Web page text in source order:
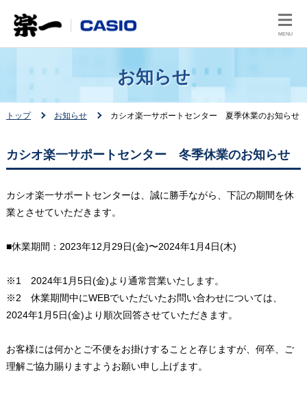
MENU
お知らせ
トップ お知らせ カシオ楽一サポートセンター 夏季休業のお知らせ
カシオ楽一サポートセンター 冬季休業のお知らせ
カシオ楽一サポートセンターは、誠に勝手ながら、下記の期間を休
業とさせていただきます。
■休業期間：2023年12月29日(金)〜2024年1月4日(木)
※1 2024年1月5日(金)より通常営業いたします。
※2 休業期間中にWEBでいただいたお問い合わせについては、
2024年1月5日(金)より順次回答させていただきます。
お客様には何かとご不便をお掛けすることと存じますが、何卒、ご
理解ご協力賜りますようお願い申し上げます。